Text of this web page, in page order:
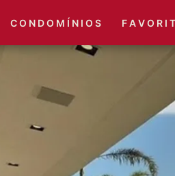
C O N D O M Í N I O S F A V O R I